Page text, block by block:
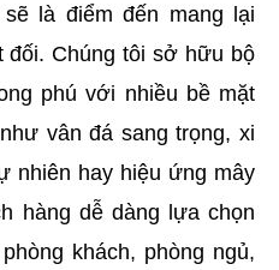
là điểm đến mang lại
đối. Chúng tôi sở hữu bộ
phú với nhiều bề mặt
vân đá sang trọng, xi
nhiên hay hiệu ứng mây
hàng dễ dàng lựa chọn
khách, phòng ngủ,